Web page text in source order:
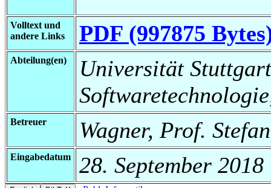
Volltext und
andere Links
PDF (997875
Abteilung(en)
Universität
Betreuer Wagner, Prof.
Eingabedatum 28. September 2018